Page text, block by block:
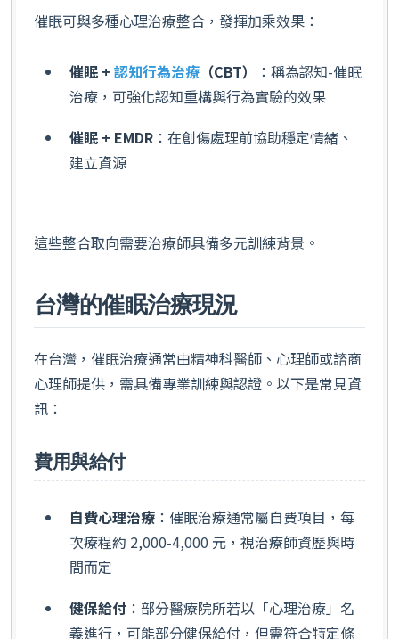
催眠可與多種心理治療整合，發揮加乘效果：
催眠 + 認知行為治療 （CBT）
：稱為認知-催眠
治療，可強化認知重構與行為實驗的效果
催眠 + EMDR ：在創傷處理前協助穩定情緒、
建立資源
這些整合取向需要治療師具備多元訓練背景。
台灣的催眠治療現況
在台灣，催眠治療通常由精神科醫師、心理師或諮商
心理師提供，需具備專業訓練與認證。以下是常見資
訊：
費用與給付
自費心理治療 ：催眠治療通常屬自費項目，每
次療程約 2,000-4,000 元，視治療師資歷與時
間而定
健保給付 ：部分醫療院所若以「心理治療」名
義進行，可能部分健保給付，但需符合特定條